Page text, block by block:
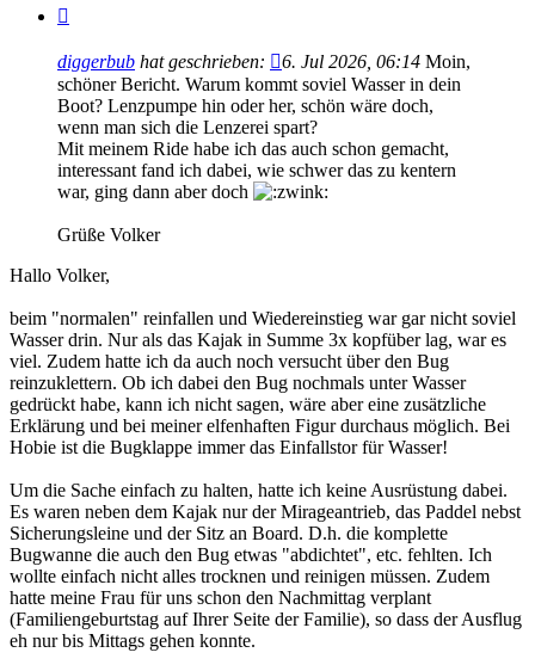
diggerbub hat geschrieben: 6. Jul 2026, 06:14 Moin,
schöner Bericht. Warum kommt soviel Wasser in dein
Boot? Lenzpumpe hin oder her, schön wäre doch,
wenn man sich die Lenzerei spart?
Mit meinem Ride habe ich das auch schon gemacht,
interessant fand ich dabei, wie schwer das zu kentern
war, ging dann aber doch
Grüße Volker
Hallo Volker,
beim "normalen" reinfallen und Wiedereinstieg war gar nicht soviel
Wasser drin. Nur als das Kajak in Summe 3x kopfüber lag, war es
viel. Zudem hatte ich da auch noch versucht über den Bug
reinzuklettern. Ob ich dabei den Bug nochmals unter Wasser
gedrückt habe, kann ich nicht sagen, wäre aber eine zusätzliche
Erklärung und bei meiner elfenhaften Figur durchaus möglich. Bei
Hobie ist die Bugklappe immer das Einfallstor für Wasser!
Um die Sache einfach zu halten, hatte ich keine Ausrüstung dabei.
Es waren neben dem Kajak nur der Mirageantrieb, das Paddel nebst
Sicherungsleine und der Sitz an Board. D.h. die komplette
Bugwanne die auch den Bug etwas "abdichtet", etc. fehlten. Ich
wollte einfach nicht alles trocknen und reinigen müssen. Zudem
hatte meine Frau für uns schon den Nachmittag verplant
(Familiengeburtstag auf Ihrer Seite der Familie), so dass der Ausflug
eh nur bis Mittags gehen konnte.